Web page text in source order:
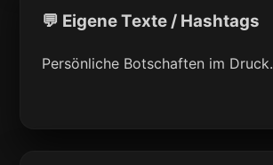
💬 Eigene Texte / Hashtags
Persönliche Botschaften im Druck.